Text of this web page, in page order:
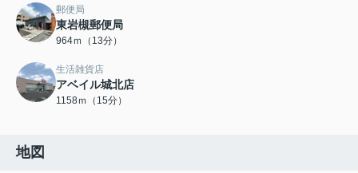
郵便局
東岩槻郵便局
964ｍ（13分）
生活雑貨店
アベイル城北店
1158ｍ（15分）
地図